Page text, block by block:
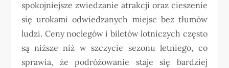
spokojniejsze zwiedzanie atrakcji oraz cieszenie
się urokami odwiedzanych miejsc bez tłumów
ludzi. Ceny noclegów i biletów lotniczych często
są niższe niż w szczycie sezonu letniego, co
sprawia, że podróżowanie staje się bardziej